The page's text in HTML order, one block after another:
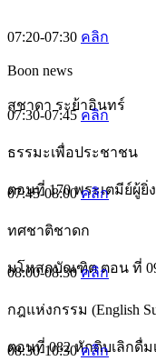
07:20-07:30 คลิก
Boon news
สุชาดา ระย้าอินทร์
07:30-07:45คลิก
ธรรมะเพื่อประชาชน
ตอนที่ 170 พระเตมีย์ผู้ยิ่
07:45-08:00คลิก
ทศชาติชาดก
มโหสถบัณฑิต ตอน ที่
08:00-08:30คลิก
กฎแห่งกรรม (English
ตอนที่ 082 หักดิบเลิกดื่ม
08:30-10:30คลิก